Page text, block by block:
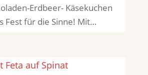
Erdbeer- Käsekuchen
Fest für die Sinne! Mit…
Feta auf Spinat